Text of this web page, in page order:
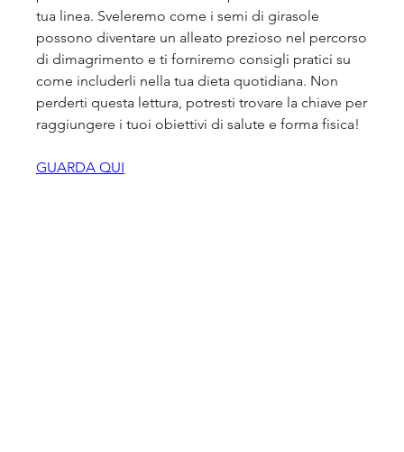
tua linea. Sveleremo come i semi di girasole
possono diventare un alleato prezioso nel percorso
di dimagrimento e ti forniremo consigli pratici su
come includerli nella tua dieta quotidiana. Non
perderti questa lettura, potresti trovare la chiave per
raggiungere i tuoi obiettivi di salute e forma fisica!
GUARDA QUI